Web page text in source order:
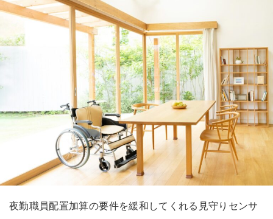
夜勤職員配置加算の要件を緩和してくれる見守りセンサ